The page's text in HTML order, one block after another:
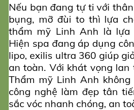
Nếu bạn đang tự ti với
bụng, mỡ đùi to thì lựa
thẩm mỹ Linh Anh là lựa
Hiện spa đang áp dụng
lipo, exilis ultra 360 giúp
an toàn. Với khát vọng lan
Thẩm mỹ Linh Anh
công nghệ làm đẹp tân
sắc vóc nhanh chóng, an